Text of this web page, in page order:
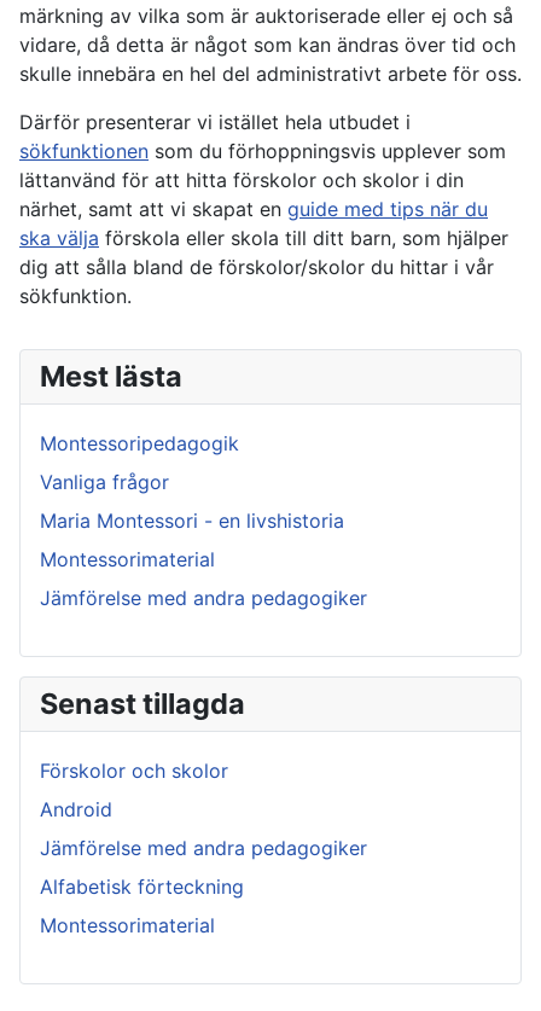
märkning av vilka som är auktoriserade eller ej och så
vidare, då detta är något som kan ändras över tid och
skulle innebära en hel del administrativt arbete för oss.
Därför presenterar vi istället hela utbudet i
sökfunktionen som du förhoppningsvis upplever som
lättanvänd för att hitta förskolor och skolor i din
närhet, samt att vi skapat en guide med tips när du
ska välja förskola eller skola till ditt barn, som hjälper
dig att sålla bland de förskolor/skolor du hittar i vår
sökfunktion.
Mest lästa
Montessoripedagogik
Vanliga frågor
Maria Montessori - en livshistoria
Montessorimaterial
Jämförelse med andra pedagogiker
Senast tillagda
Förskolor och skolor
Android
Jämförelse med andra pedagogiker
Alfabetisk förteckning
Montessorimaterial